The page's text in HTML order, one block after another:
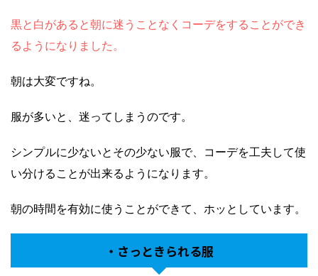
黒と白があると朝に迷うことなくコーデをすることができ
るようになりました。
朝は大変ですね。
服が多いと、迷ってしまうのです。
シンプルに少ないとその少ない服で、コーデを工夫して使
い分けることが出来るようになります。
朝の時間を有効に使うことができて、ホッとしています。
・さっときられる服